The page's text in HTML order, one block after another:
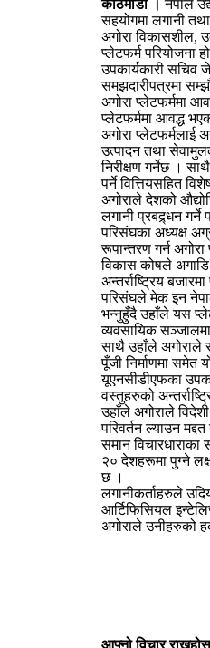
काठमाडौं । नेपाल
सहयोगमा लगानी
अगोरा विकासशील,
प्लेटफर्म परियोजना
उपकार्यकारी सचिव
समझदारीपत्रमा
अगोरा प्लेटफर्ममा
प्लेटफर्ममा आवद्ध
अगोरा प्लेटफर्मलाई
उत्पादन तथा
निरीक्षण गर्नेछ ।
पर्ने वित्तियसहित
अगोराले देशको
लगानी प्रबद्र्धन
परिसंघका अध्यक्ष
रूपान्तरण गर्न
विकास कोषले
अन्तर्राष्ट्रिय
परिसंघले मेक इन
भन्नुहुँदै उहाँले यस
व्यवसायिक
साथै उहाँले अगोराले
पूँजी निर्माणमा समेत
यूएनसीडीएफका
वस्तुहरुको
उहाँले अगोराले
परिवर्तन ल्याउन
समान
२० देशहरूमा पुग्ने
छ ।
लगानीकर्ताहरुले
आर्टिफिसियल
अगोराले उनीहरुको
आफ्नो विचार राख्नुहोस्